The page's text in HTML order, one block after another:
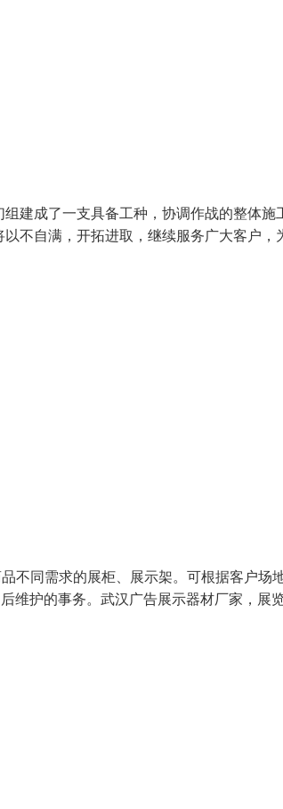
建成了一支具备工种，协调作战的整体施
不自满，开拓进取，继续服务广大客户，
不同需求的展柜、展示架。可根据客户场
维护的事务。武汉广告展示器材厂家，展